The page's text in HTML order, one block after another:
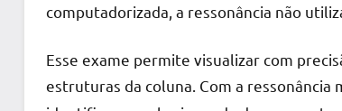
computadorizada, a ressonância não
Esse exame permite visualizar com
estruturas da coluna. Com a ressonância